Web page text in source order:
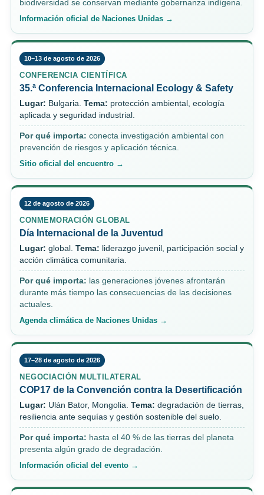
biodiversidad se conservan mediante gobernanza indígena.
Información oficial de Naciones Unidas →
10–13 de agosto de 2026
CONFERENCIA CIENTÍFICA
35.ª Conferencia Internacional Ecology & Safety
Lugar: Bulgaria. Tema: protección ambiental, ecología
aplicada y seguridad industrial.
Por qué importa: conecta investigación ambiental con
prevención de riesgos y aplicación técnica.
Sitio oficial del encuentro →
12 de agosto de 2026
CONMEMORACIÓN GLOBAL
Día Internacional de la Juventud
Lugar: global. Tema: liderazgo juvenil, participación social y
acción climática comunitaria.
Por qué importa: las generaciones jóvenes afrontarán
durante más tiempo las consecuencias de las decisiones
actuales.
Agenda climática de Naciones Unidas →
17–28 de agosto de 2026
NEGOCIACIÓN MULTILATERAL
COP17 de la Convención contra la Desertificación
Lugar: Ulán Bator, Mongolia. Tema: degradación de tierras,
resiliencia ante sequías y gestión sostenible del suelo.
Por qué importa: hasta el 40 % de las tierras del planeta
presenta algún grado de degradación.
Información oficial del evento →